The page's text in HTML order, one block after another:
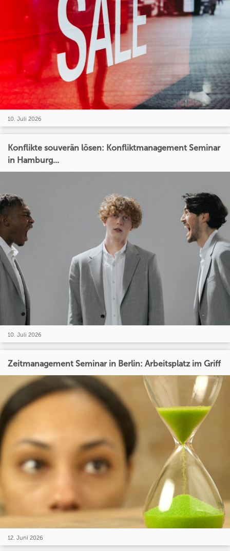
10. Juli 2026
Konflikte souverän lösen: Konfliktmanagement Seminar
in Hamburg...
10. Juli 2026
Zeitmanagement Seminar in Berlin: Arbeitsplatz im Griff
12. Juni 2026